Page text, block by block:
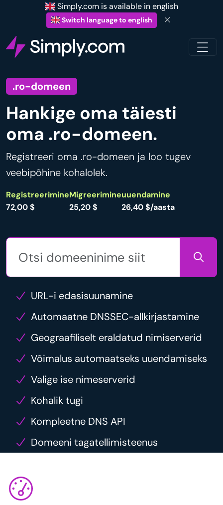
Simply.com is available in english
Switch language to english
.ro-domeen
Hankige oma täiesti
oma .ro-domeen.
Registreeri oma .ro-domeen ja loo tugev
veebipõhine kohalolek.
Registreerimine
72,00 $
Migreerimine
25,20 $
uuendamine
26,40 $/aasta
URL-i edasisuunamine
Automaatne DNSSEC-allkirjastamine
Geograafiliselt eraldatud nimiserverid
Võimalus automaatseks uuendamiseks
Valige ise nimeserverid
Kohalik tugi
Kompleetne DNS API
Domeeni tagatellimisteenus